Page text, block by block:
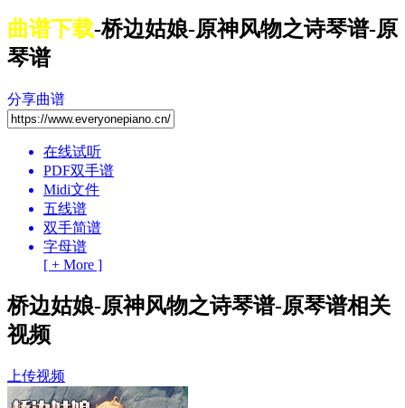
曲谱下载-桥边姑娘-原神风物之诗琴谱-原
琴谱
分享曲谱
在线试听
PDF双手谱
Midi文件
五线谱
双手简谱
字母谱
[ + More ]
桥边姑娘-原神风物之诗琴谱-原琴谱相关
视频
上传视频